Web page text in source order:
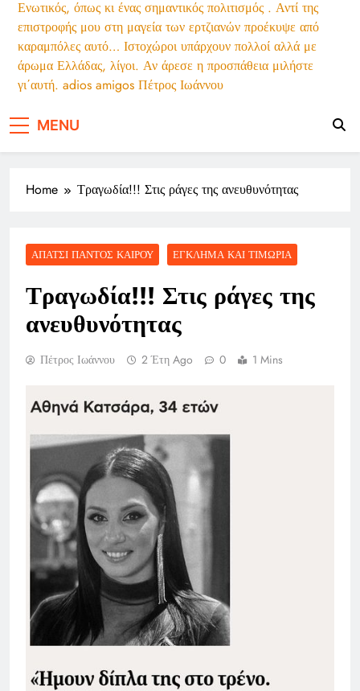
τους
Σκίτσο του Δημήτρη Χαντζόπουλου για την
Καθημερινή (06/08/26)
Σκίτσο της Εφ.Συν. [John Antono
06.08.2025]
Νέες αποχωρήσεις από το κόμμα
Ενωτικός, όπως κι ένας σημαντικός πολιτισμός . Αντί της
επιστροφής μου στη μαγεία των ερτζιανών προέκυψε από
καραμπόλες αυτό… Ιστοχώροι υπάρχουν πολλοί αλλά με
άρωμα Ελλάδας, λίγοι. Αν άρεσε η προσπάθεια μιλήστε
γι΄αυτή. adios amigos Πέτρος Ιωάννου
MENU
Home Τραγωδία!!! Στις ράγες της ανευθυνότητας
ΑΠΆΤΣΙ ΠΑΝΤΌΣ ΚΑΙΡΟΎ ΈΓΚΛΗΜΑ ΚΑΙ ΤΙΜΩΡΊΑ
Τραγωδία!!! Στις ράγες της
ανευθυνότητας
Πέτρος Ιωάννου 2 Έτη Ago 0 1 Mins